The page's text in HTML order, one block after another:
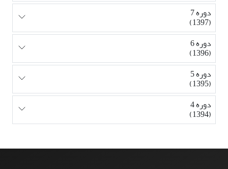
دوره 7
(1397)
دوره 6
(1396)
دوره 5
(1395)
دوره 4
(1394)